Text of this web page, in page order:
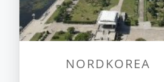
NORDKOREA